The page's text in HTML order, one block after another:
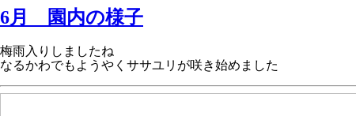
6月 園内の様子
梅雨入りしましたね
なるかわでもようやくササユリが咲き始めました